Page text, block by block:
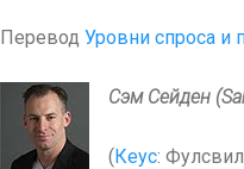
Перевод Уровни спроса и
Сэм Сейден
(Кеус: